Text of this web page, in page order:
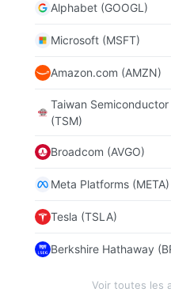
Alphabet (GOOGL)
Microsoft (MSFT)
Amazon.com (AMZN)
Taiwan
(TSM)
Broadcom (AVGO)
Meta Platforms (META)
Tesla (TSLA)
Berkshire Hathaway
Voir toutes les